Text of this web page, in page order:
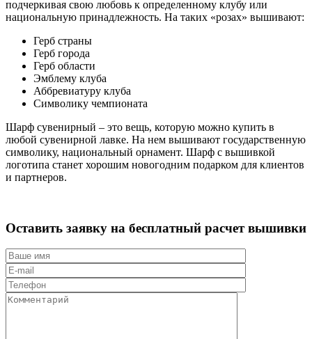
подчеркивая свою любовь к определенному клубу или
национальную принадлежность. На таких «розах» вышивают:
Герб страны
Герб города
Герб области
Эмблему клуба
Аббревиатуру клуба
Символику чемпионата
Шарф сувенирный – это вещь, которую можно купить в
любой сувенирной лавке. На нем вышивают государственную
символику, национальный орнамент. Шарф с вышивкой
логотипа станет хорошим новогодним подарком для клиентов
и партнеров.
Оставить заявку на бесплатный расчетвышивки